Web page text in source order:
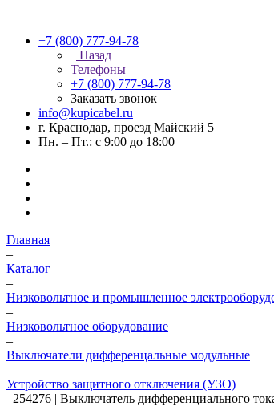
+7 (800) 777-94-78
Назад
Телефоны
+7 (800) 777-94-78
Заказать звонок
info@kupicabel.ru
г. Краснодар, проезд Майский 5
Пн. – Пт.: с 9:00 до 18:00
Главная
–
Каталог
–
Низковольтное и промышленное
–
Низковольтное оборудование
–
Выключатели дифференцальные модульные
–
Устройство защитного отключения (УЗО)
–254276 | Выключатель дифференциального